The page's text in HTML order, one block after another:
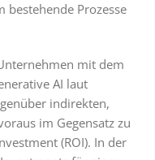
Prozesse
mit dem
AI laut
indirekten,
im Gegensatz zu
(ROI). In der